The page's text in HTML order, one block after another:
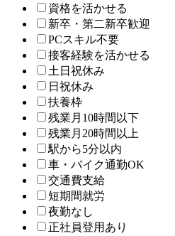
資格を活かせる
新卒・第二新卒歓迎
PCスキル不要
接客経験を活かせる
土日祝休み
日祝休み
扶養枠
残業月10時間以下
残業月20時間以上
駅から5分以内
車・バイク通勤OK
交通費支給
短期間就労
夜勤なし
正社員登用あり